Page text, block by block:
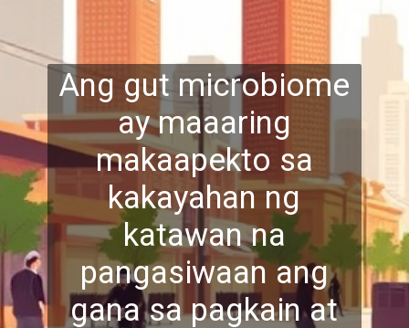
Ang gut microbiome
ay maaaring
makaapekto sa
kakayahan ng
katawan na
pangasiwaan ang
ganasa pagkain at